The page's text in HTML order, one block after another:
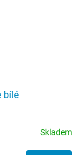
bílé
Skladem